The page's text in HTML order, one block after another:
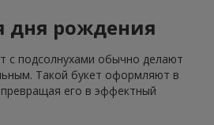
дня рождения
с подсолнухами обычно делают
Такой букет оформляют в
его в эффектный